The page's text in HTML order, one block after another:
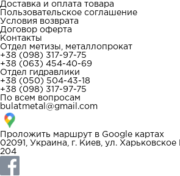
Доставка и оплата товара
Пользовательское соглашение
Условия возврата
Договор оферта
Контакты
Отдел метизы, металлопрокат
+38 (098) 317-97-75
+38 (063) 454-40-69
Отдел гидравлики
+38 (050) 504-43-18
+38 (098) 317-97-75
По всем вопросам
bulatmetal@gmail.com
Проложить маршрут в Google картах
02091, Украина, г. Киев, ул.
204